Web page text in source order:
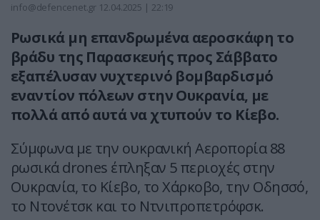
info@defencenet.gr 12.04.2025 | 22:19
Ρωσικά μη επανδρωμένα αεροσκάφη το
βράδυ της Παρασκευής προς Σάββατο
εξαπέλυσαν νυχτερινό βομβαρδισμό
εναντίον πόλεων στην Ουκρανία, με
πολλά από αυτά να χτυπούν το Κίεβο.
Σύμφωνα με την ουκρανική Αεροπορία 88
ρωσικά drones έπληξαν 5 περιοχές στην
Ουκρανία, το Κίεβο, το Χάρκοβο, την Οδησσό,
το Ντονέτσκ και το Ντνιπροπετρόφσκ.